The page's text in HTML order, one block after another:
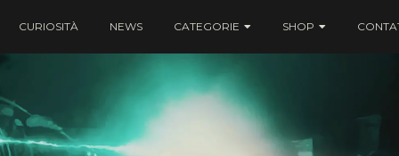
CURIOSITÀ NEWS CATEGORIE SHOP